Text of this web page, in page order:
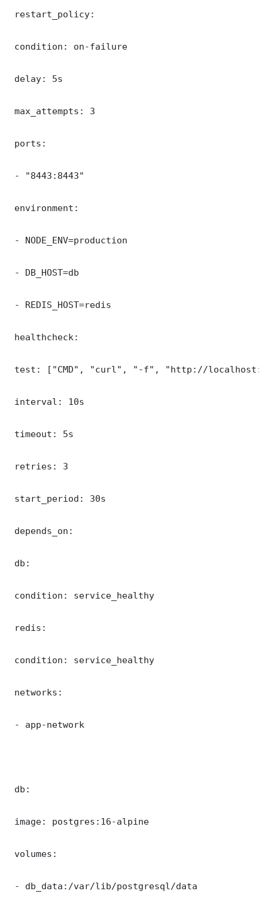
restart_policy:
condition: on-failure
delay: 5s
max_attempts: 3
ports:
- "8443:8443"
environment:
- NODE_ENV=production
- DB_HOST=db
- REDIS_HOST=redis
healthcheck:
test: ["CMD", "curl", "-f", "http://
interval: 10s
timeout: 5s
retries: 3
start_period: 30s
depends_on:
db:
condition: service_healthy
redis:
condition: service_healthy
networks:
- app-network
db:
image: postgres:16-alpine
volumes:
- db_data:/var/lib/postgresql/data